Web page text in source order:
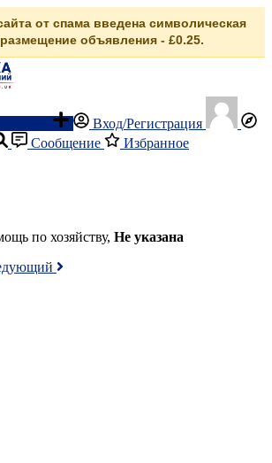
от спама введена символическая
размещение объявления - £0.25.
Вход/Регистрация
Сообщение Избранное
по хозяйству, Не указана